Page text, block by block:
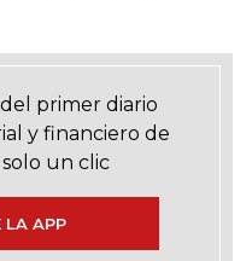
primer diario
y financiero de
un clic
LA APP